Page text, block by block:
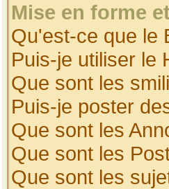
Mise en forme
Qu'est-ce que le
Puis-je utiliser le
Que sont les
Puis-je poster
Que sont les
Que sont les
Que sont les